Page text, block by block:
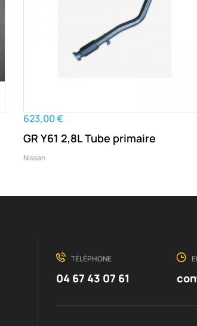
623,00 €
GR Y61 2,8L Tube primaire
Nissan
TÉLÉPHONE
04 67 43 07 61